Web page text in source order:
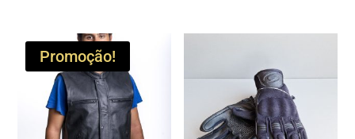
Promoção!